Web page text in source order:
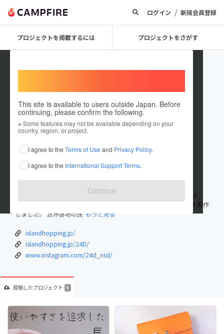
ログイン / 新規会員登録
プロジェクトを掲載するには プロジェクトをさがす
This site is available to users outside Japan. Before
continuing, please confirm the following.
※ Some features may not be available depending on your
country, region, or project.
I agree to the Terms of Use and Privacy Policy.
I agree to the International Support Terms.
Continue
24D leather craft
これまでに9件のプロジェクトを投稿しています
在住国：日本 現在地：石川県
出身国：日本 出身地：石川県
”24D leather craft“ ハンドメイドのレザーブランド。 ２００７年よ
り、作家活動を開始。これまで、延べ１０,０００点を超える作品を製作
しました。 世界各地の民 もっと見る
islandhopping.jp/
islandhopping.jp/24D/
www.instagram.com/24d_nsd/
投稿したプロジェクト 9